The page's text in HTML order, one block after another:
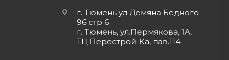
г. Тюмень ул Демяна Бедного
96 стр 6
г. Тюмень, ул.Пермякова, 1А,
ТЦ Перестрой-Ка, пав.114